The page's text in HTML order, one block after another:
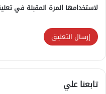
لاستخدامها المرة المقبلة في
تابعنا علي